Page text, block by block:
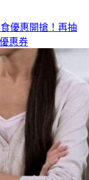
優惠開搶！再抽
惠券